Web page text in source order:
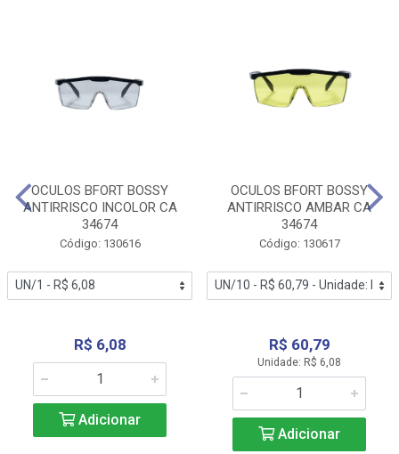
OCULOS BFORT BOSSY
ANTIRRISCO INCOLOR CA
34674
Código: 130616
R$ 6,08
Adicionar
OCULOS BFORT BOSSY
ANTIRRISCO AMBAR CA
34674
Código: 130617
R$ 60,79
Unidade: R$ 6,08
Adicionar